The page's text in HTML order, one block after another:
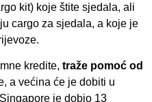
kit) koje štite sjedala, ali
cargo za sjedala, a koje je
kredite, traže pomoć od
a većina će je dobiti u
je dobio 13